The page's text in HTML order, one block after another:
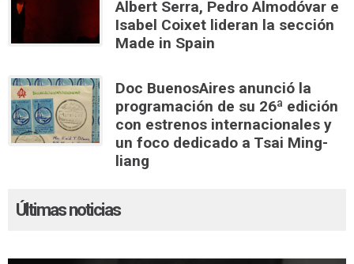
Albert Serra, Pedro Almodóvar e
Isabel Coixet lideran la sección
Made in Spain
Doc BuenosAires anunció la
programación de su 26ª edición
con estrenos internacionales y
un foco dedicado a Tsai Ming-
liang
Últimas noticias